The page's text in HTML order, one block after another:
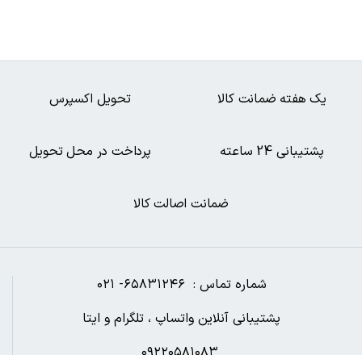
ضمانت اصالت کالا
پرداخت در محل تحویل پشتیبانی 24 ساعته
تحویل اکسپرس یک هفته ضمانت کالا
شماره تماس : ۶۵۸۳۱۲۴۶- ۰۲۱
پشتیبانی آنلاین واتساپ ، تلگرام و ایتا